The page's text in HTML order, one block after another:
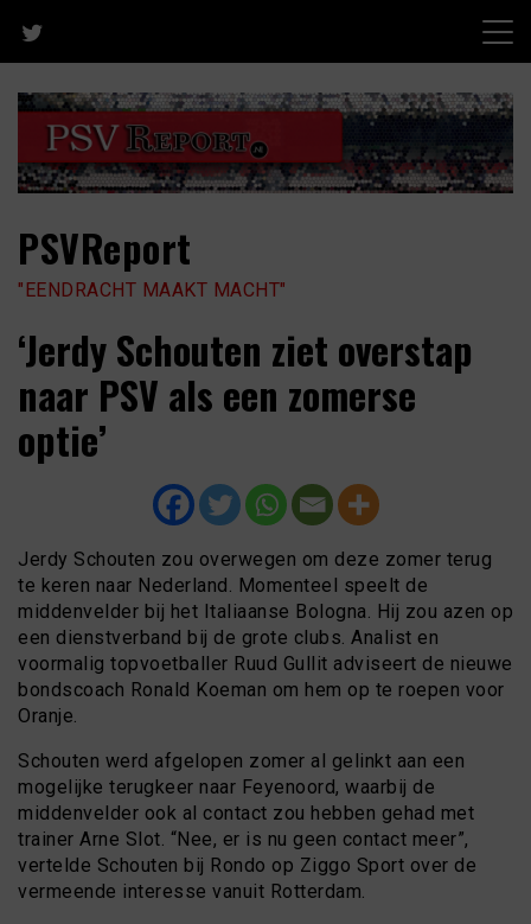
content
PSVReport
"EENDRACHT MAAKT MACHT"
‘Jerdy Schouten ziet overstap
naar PSV als een zomerse
optie’
Jerdy Schouten zou overwegen om deze zomer terug
te keren naar Nederland. Momenteel speelt de
middenvelder bij het Italiaanse Bologna. Hij zou azen op
een dienstverband bij de grote clubs. Analist en
voormalig topvoetballer Ruud Gullit adviseert de nieuwe
bondscoach Ronald Koeman om hem op te roepen voor
Oranje.
Schouten werd afgelopen zomer al gelinkt aan een
mogelijke terugkeer naar Feyenoord, waarbij de
middenvelder ook al contact zou hebben gehad met
trainer Arne Slot. “Nee, er is nu geen contact meer”,
vertelde Schouten bij Rondo op Ziggo Sport over de
vermeende interesse vanuit Rotterdam.